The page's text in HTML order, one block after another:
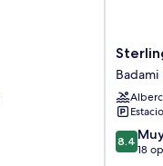
Sterling
Badami
Badami
Badami
8.4
de
8.4
18